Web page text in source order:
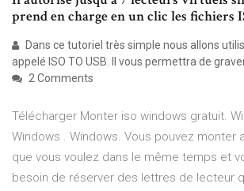
prend en charge en un clic les fichiers
Dans ce tutoriel très simple nous allons
appelé ISO TO USB. Il vous permettra de
2 Comments
Télécharger Monter iso windows gratuit.
Windows . Windows. Vous pouvez monter
que vous voulez dans le même temps et
besoin de réserver des lettres de lecteur